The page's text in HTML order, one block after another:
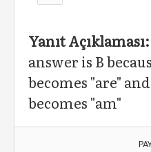
Yanıt Açıklaması:
answer is B
becomes "are"
becomes "am"